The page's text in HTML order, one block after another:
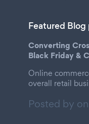
Featured Blog
Converting
Black Friday &
Online
overall retail
Posted by on